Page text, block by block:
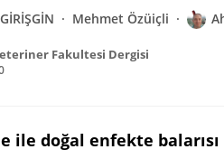
Mehmet Özüiçli
Fakultesi Dergisi
ile doğal enfekte